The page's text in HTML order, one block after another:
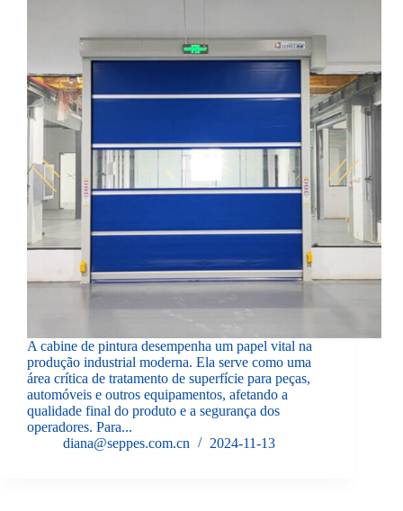
A cabine de pintura desempenha um papel vital na
produção industrial moderna. Ela serve como uma
área crítica de tratamento de superfície para peças,
automóveis e outros equipamentos, afetando a
qualidade final do produto e a segurança dos
operadores. Para...
diana@seppes.com.cn
2024-11-13